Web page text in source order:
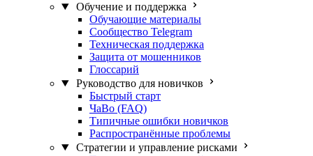
Обучение и поддержка
Обучающие материалы
Сообщество Telegram
Техническая поддержка
Защита от мошенников
Глоссарий
Руководство для новичков
Быстрый старт
ЧаВо (FAQ)
Типичные ошибки новичков
Распространённые проблемы
Стратегии и управление рисками